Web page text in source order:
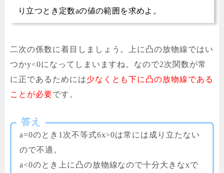
り立つとき定数aの値の範囲を求めよ。
二次の係数に着目しましょう。上に凸の放物線ではい
つかy<0になってしまいますね。なので2次関数が常
に正であるためには少なくとも下に凸の放物線である
ことが必要です。
答え
a=0のとき1次不等式6x>0は常には成り立たない
ので不適。
a<0のとき上に凸の放物線なので十分大きなxで